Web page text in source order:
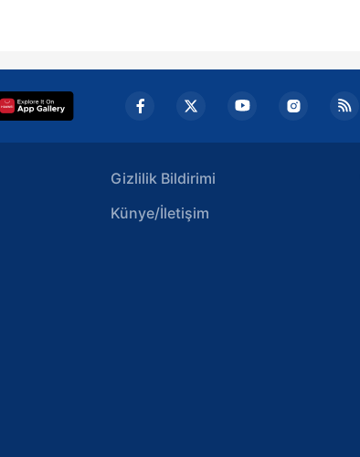
Gizlilik Bildirimi
Künye/İletişim